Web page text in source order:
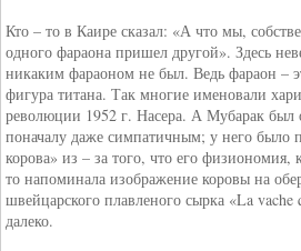
Кто – то в Каире сказал: «А что мы,
одного фараона пришел другой». Здесь
никаким фараоном не был. Ведь фараон –
фигура титана. Так многие именовали
революции 1952 г. Насера. А Мубарак
поначалу даже симпатичным; у него было
корова» из – за того, что его
то напоминала изображение коровы на
швейцарского плавленого сырка «La
далеко.